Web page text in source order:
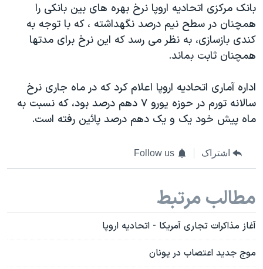
بانک مرکزی اتحادیه اروپا نرخ بهره های بین بانکی را
همچنان در سطح نیم درصد نگهداشته ، که با توجه به
کندی بازسازی، به نظر می رسد که این نرخ برای مدتها
همچنان ثابت بماند.
اداره آماری اتحادیه اروپا اعلام کرد که در ماه جاری نرخ
سالانه تورم در حوزه یورو ۷ دهم درصد بود، که نسبت به
ماه پیش خود یک و یک دهم درصد پائین رفته است.
اشتراک Follow us
مطالب مرتبط
آغاز مذاکرات تجاری آمریکا - اتحادیه اروپا
موج جدید اعتصاب در یونان